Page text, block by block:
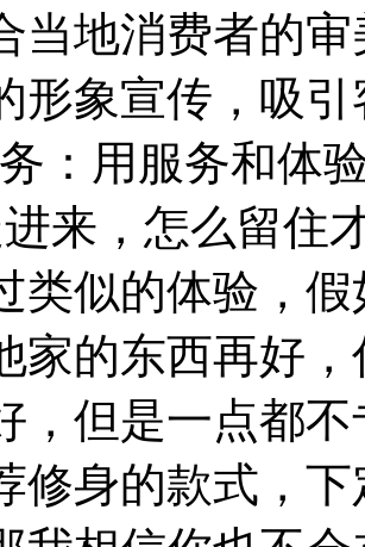
当地消费者的
形象宣传，吸
：用服务和体
来，怎么留住
类似的体验，
家的东西再好
，但是一点都
修身的款式，